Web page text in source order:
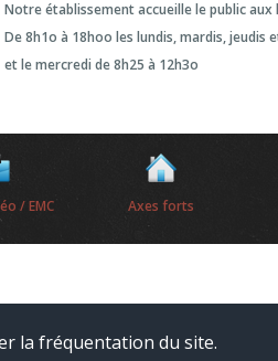
la fréquentation du site.
Notre établissement accueille le public aux
De 8h1o à 18hoo les lundis, mardis, jeudis
et le mercredi de 8h25 à 12h3o
/ EMC Axes forts